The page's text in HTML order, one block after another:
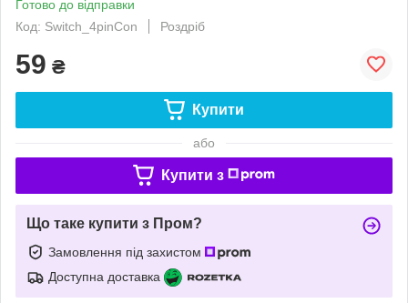
Готово до відправки
Код: Switch_4pinCon
Роздріб
59 ₴
Купити
або
Купити з
Що таке купити з Пром?
Замовлення під захистом
Доступна доставка